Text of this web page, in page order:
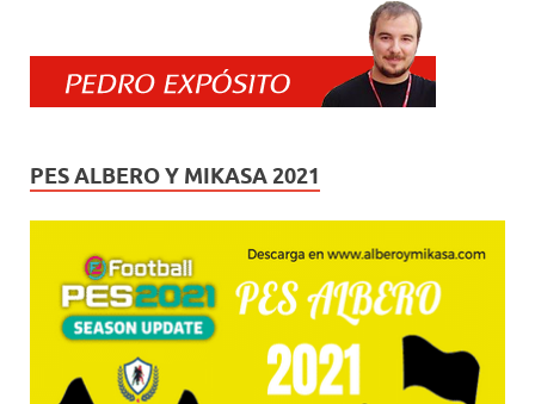
PES ALBERO Y MIKASA 2021